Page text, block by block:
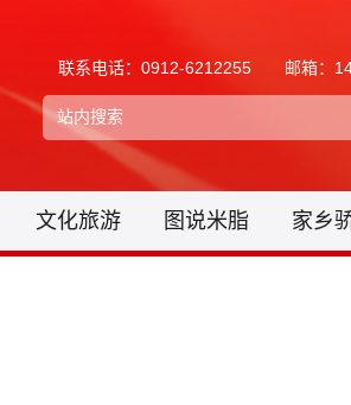
联系电话：0912-6212255 邮箱：
文化旅游 图说米脂 家乡